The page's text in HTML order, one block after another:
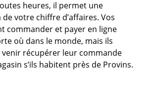
heures, il permet une
votre chiffre d’affaires. Vos
commander et payer en ligne
où dans le monde, mais ils
venir récupérer leur commande
s’ils habitent près de Provins.